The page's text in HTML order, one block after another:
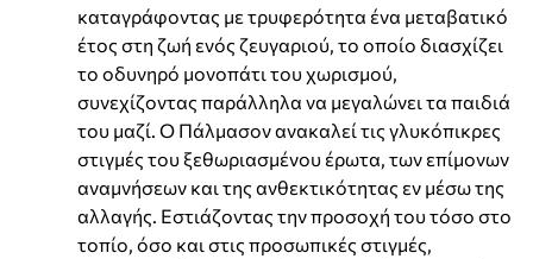
καταγράφοντας με τρυφερότητα ένα μεταβατικό
έτος στη ζωή ενός ζευγαριού, το οποίο διασχίζει
το οδυνηρό μονοπάτι του χωρισμού,
συνεχίζοντας παράλληλα να μεγαλώνει τα παιδιά
του μαζί. Ο Πάλμασον ανακαλεί τις γλυκόπικρες
στιγμές του ξεθωριασμένου έρωτα, των επίμονων
αναμνήσεων και της ανθεκτικότητας εν μέσω της
αλλαγής. Εστιάζοντας την προσοχή του τόσο στο
τοπίο, όσο και στις προσωπικές στιγμές,